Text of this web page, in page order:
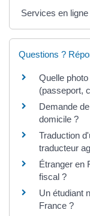
Services en
Questions ?
Quelle
(passeport,
Demande
domicile ?
Traduction
traducteur
Étranger en
fiscal ?
Un étudiant
France ?